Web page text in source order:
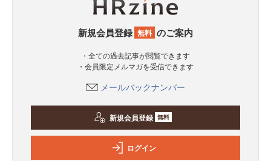
新規会員登録 無料 のご案内
・全ての過去記事が閲覧できます
・会員限定メルマガを受信できます
メールバックナンバー
新規会員登録 無料
ログイン